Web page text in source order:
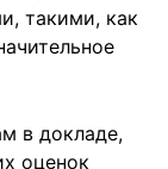
такими, как
в докладе,
оценок